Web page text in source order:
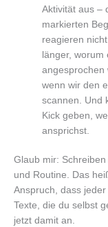
Aktivität aus –
markierten
reagieren
länger,
angesprochen
wenn wir den
scannen. Und
Kick geben,
ansprichst.
Glaub mir:
und Routine. Das
Anspruch, dass
Texte, die du selbst
jetzt damit an.